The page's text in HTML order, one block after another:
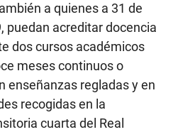
a quienes a 31 de
puedan acreditar docencia
dos cursos académicos
meses continuos o
enseñanzas regladas y en
recogidas en la
cuarta del Real